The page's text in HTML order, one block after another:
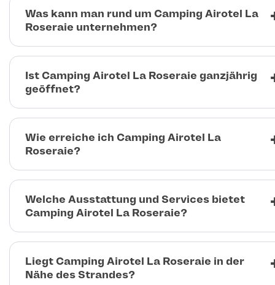
Was kann man rund um Camping Airotel La
Roseraie unternehmen?
Ist Camping Airotel La Roseraie ganzjährig
geöffnet?
Wie erreiche ich Camping Airotel La
Roseraie?
Welche Ausstattung und Services bietet
Camping Airotel La Roseraie?
Liegt Camping Airotel La Roseraie in der
Nähe des Strandes?